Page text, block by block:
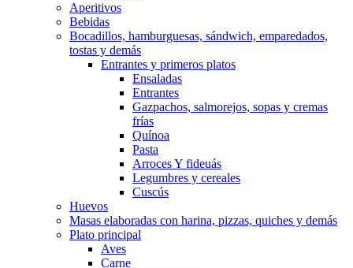
Aperitivos
Bebidas
Bocadillos, hamburguesas, sándwich, emparedados,
tostas y demás
Entrantes y primeros platos
Ensaladas
Entrantes
Gazpachos, salmorejos, sopas y cremas
frías
Quínoa
Pasta
Arroces Y fideuás
Legumbres y cereales
Cuscús
Huevos
Masas elaboradas con harina, pizzas, quiches y demás
Plato principal
Aves
Carne